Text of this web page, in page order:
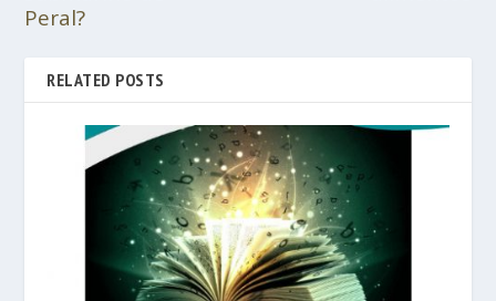
Peral?
RELATED POSTS